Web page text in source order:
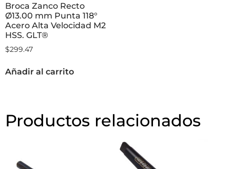
Broca Zanco Recto
Ø13.00 mm Punta 118°
Acero Alta Velocidad M2
HSS. GLT®
$299.47
Añadir al carrito
Productos relacionados